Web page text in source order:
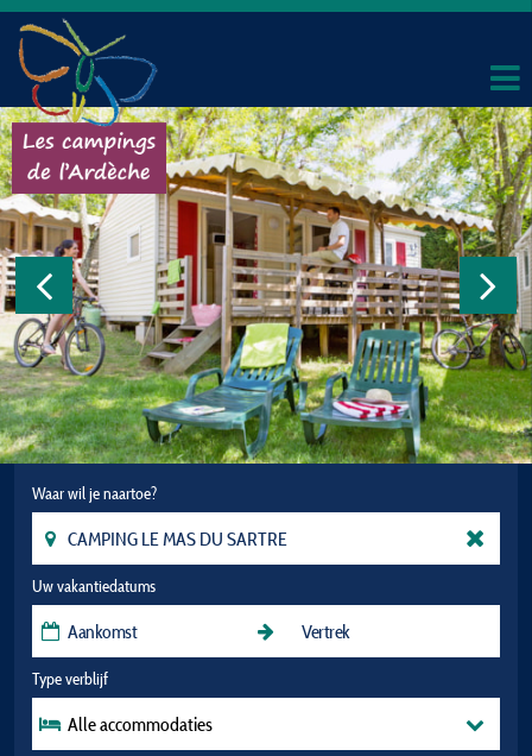
Waar wil je naartoe?
Uw vakantiedatums
Type verblijf
Alle accommodaties